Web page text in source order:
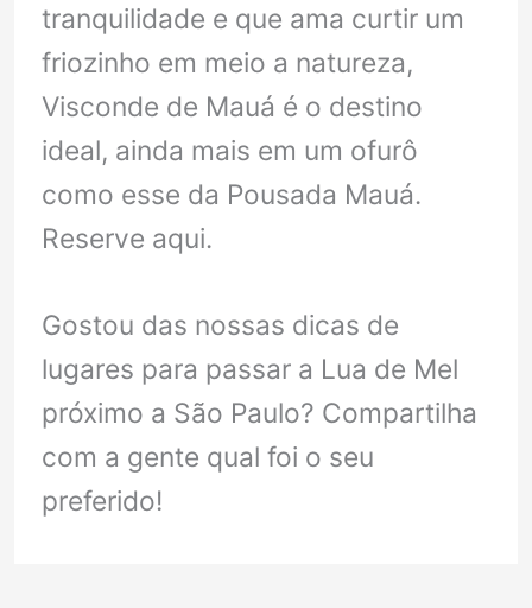
tranquilidade e que ama curtir um
friozinho em meio a natureza,
Visconde de Mauá é o destino
ideal, ainda mais em um ofurô
como esse da Pousada Mauá.
Reserve aqui.
Gostou das nossas dicas de
lugares para passar a Lua de Mel
próximo a São Paulo? Compartilha
com a gente qual foi o seu
preferido!